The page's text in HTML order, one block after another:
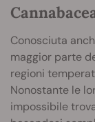
Conosciuta
maggior parte
regioni
Nonostante le
impossibile